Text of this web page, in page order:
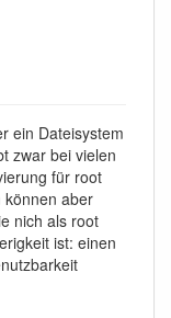
ein Dateisystem
zwar bei vielen
für root
können aber
nich als root
ist: einen